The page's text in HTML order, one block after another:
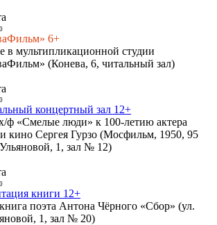
6+
в мультипликационной студии
(Конева, 6, читальный зал)
концертный зал 12+
ф «Смелые люди» к 100-летию актера
и кино Сергея Гурзо (Мосфильм, 1950, 95
1, зал № 12)
книги 12+
поэта Антона Чёрного «Сбор» (ул.
1, зал № 20)